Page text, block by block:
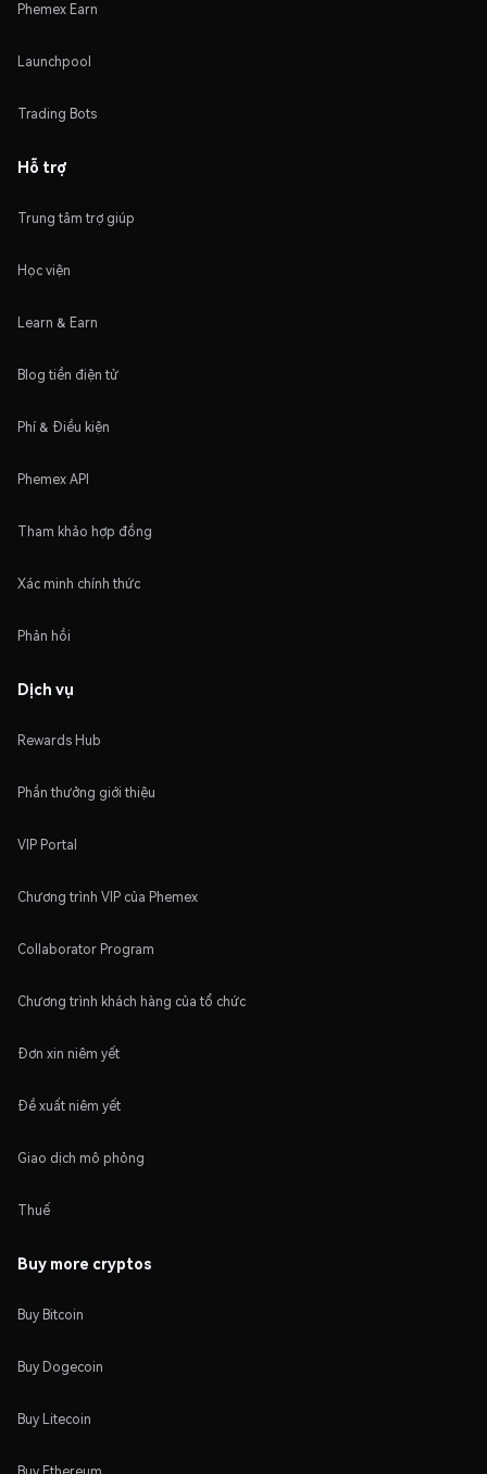
Phemex Earn
Launchpool
Trading Bots
Hỗ trợ
Trung tâm trợ giúp
Học viện
Learn & Earn
Blog tiền điện tử
Phí & Điều kiện
Phemex API
Tham khảo hợp đồng
Xác minh chính thức
Phản hồi
Dịch vụ
Rewards Hub
Phần thưởng giới thiệu
VIP Portal
Chương trình VIP của Phemex
Collaborator Program
Chương trình khách hàng của tổ chức
Đơn xin niêm yết
Đề xuất niêm yết
Giao dịch mô phỏng
Thuế
Buy more cryptos
Buy Bitcoin
Buy Dogecoin
Buy Litecoin